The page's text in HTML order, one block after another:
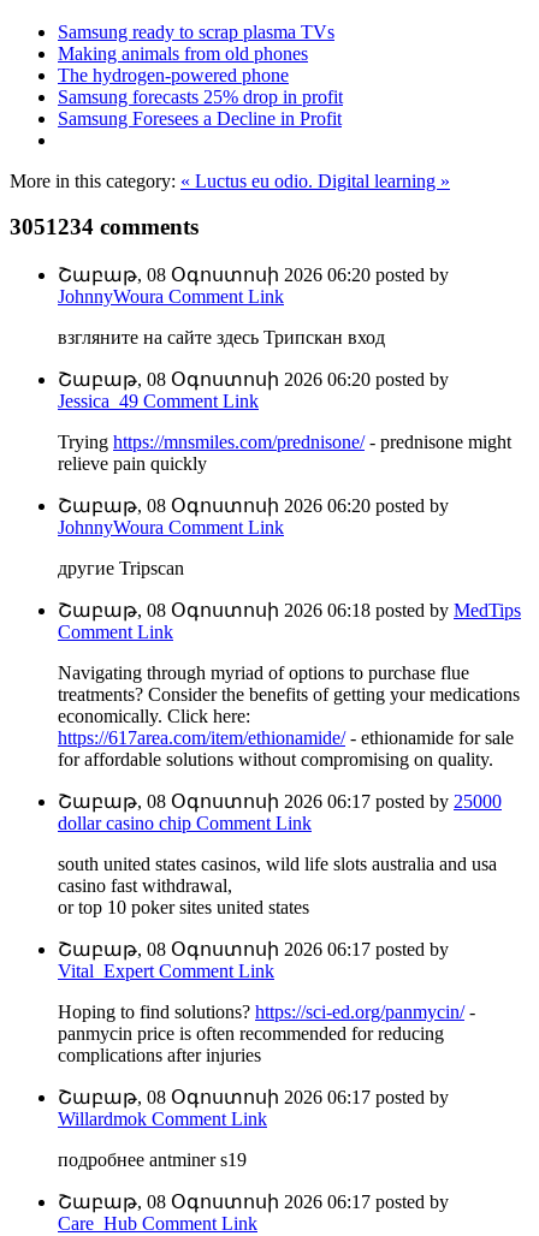
Samsung ready to scrap plasma TVs
Making animals from old phones
The hydrogen-powered phone
Samsung forecasts 25% drop in profit
Samsung Foresees a Decline in Profit
More in this category: « Luctus eu odio. Digital learning »
3051234 comments
Շաբաթ, 08 Օգոստոսի 2026 06:20 posted by
JohnnyWoura Comment Link
взгляните на сайте здесь Трипскан вход
Շաբաթ, 08 Օգոստոսի 2026 06:20 posted by
Jessica_49 Comment Link
Trying https://mnsmiles.com/prednisone/- prednisone might
relieve pain quickly
Շաբաթ, 08 Օգոստոսի 2026 06:20 posted by
JohnnyWoura Comment Link
другие Tripscan
Շաբաթ, 08 Օգոստոսի 2026 06:18 posted by MedTips
Comment Link
Navigating through myriad of options to purchase flue
treatments? Consider the benefits of getting your medications
economically. Click here:
https://617area.com/item/ethionamide/- ethionamide for sale
for affordable solutions without compromising on quality.
Շաբաթ, 08 Օգոստոսի 2026 06:17 posted by 25000
dollar casino chip Comment Link
south united states casinos, wild life slots australia and usa
casino fast withdrawal,
or top 10 poker sites united states
Շաբաթ, 08 Օգոստոսի 2026 06:17 posted by
Vital_Expert Comment Link
Hoping to find solutions? https://sci-ed.org/panmycin/-
panmycin price is often recommended for reducing
complications after injuries
Շաբաթ, 08 Օգոստոսի 2026 06:17 posted by
Willardmok Comment Link
подробнее antminer s19
Շաբաթ, 08 Օգոստոսի 2026 06:17 posted by
Care_Hub Comment Link